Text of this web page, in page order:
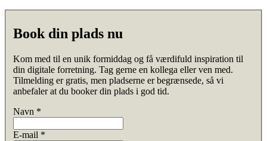
Book din plads nu
Kom med til en unik formiddag og få værdifuld inspiration til
din digitale forretning. Tag gerne en kollega eller ven med.
Tilmelding er gratis, men pladserne er begrænsede, så vi
anbefaler at du booker din plads i god tid.
Navn *
E-mail *